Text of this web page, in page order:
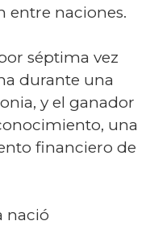
entre naciones.
séptima vez
durante una
y el ganador
una
financiero de
nació